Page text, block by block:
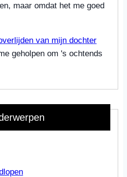
maar omdat het me goed
van mijn dochter
geholpen om 's ochtends